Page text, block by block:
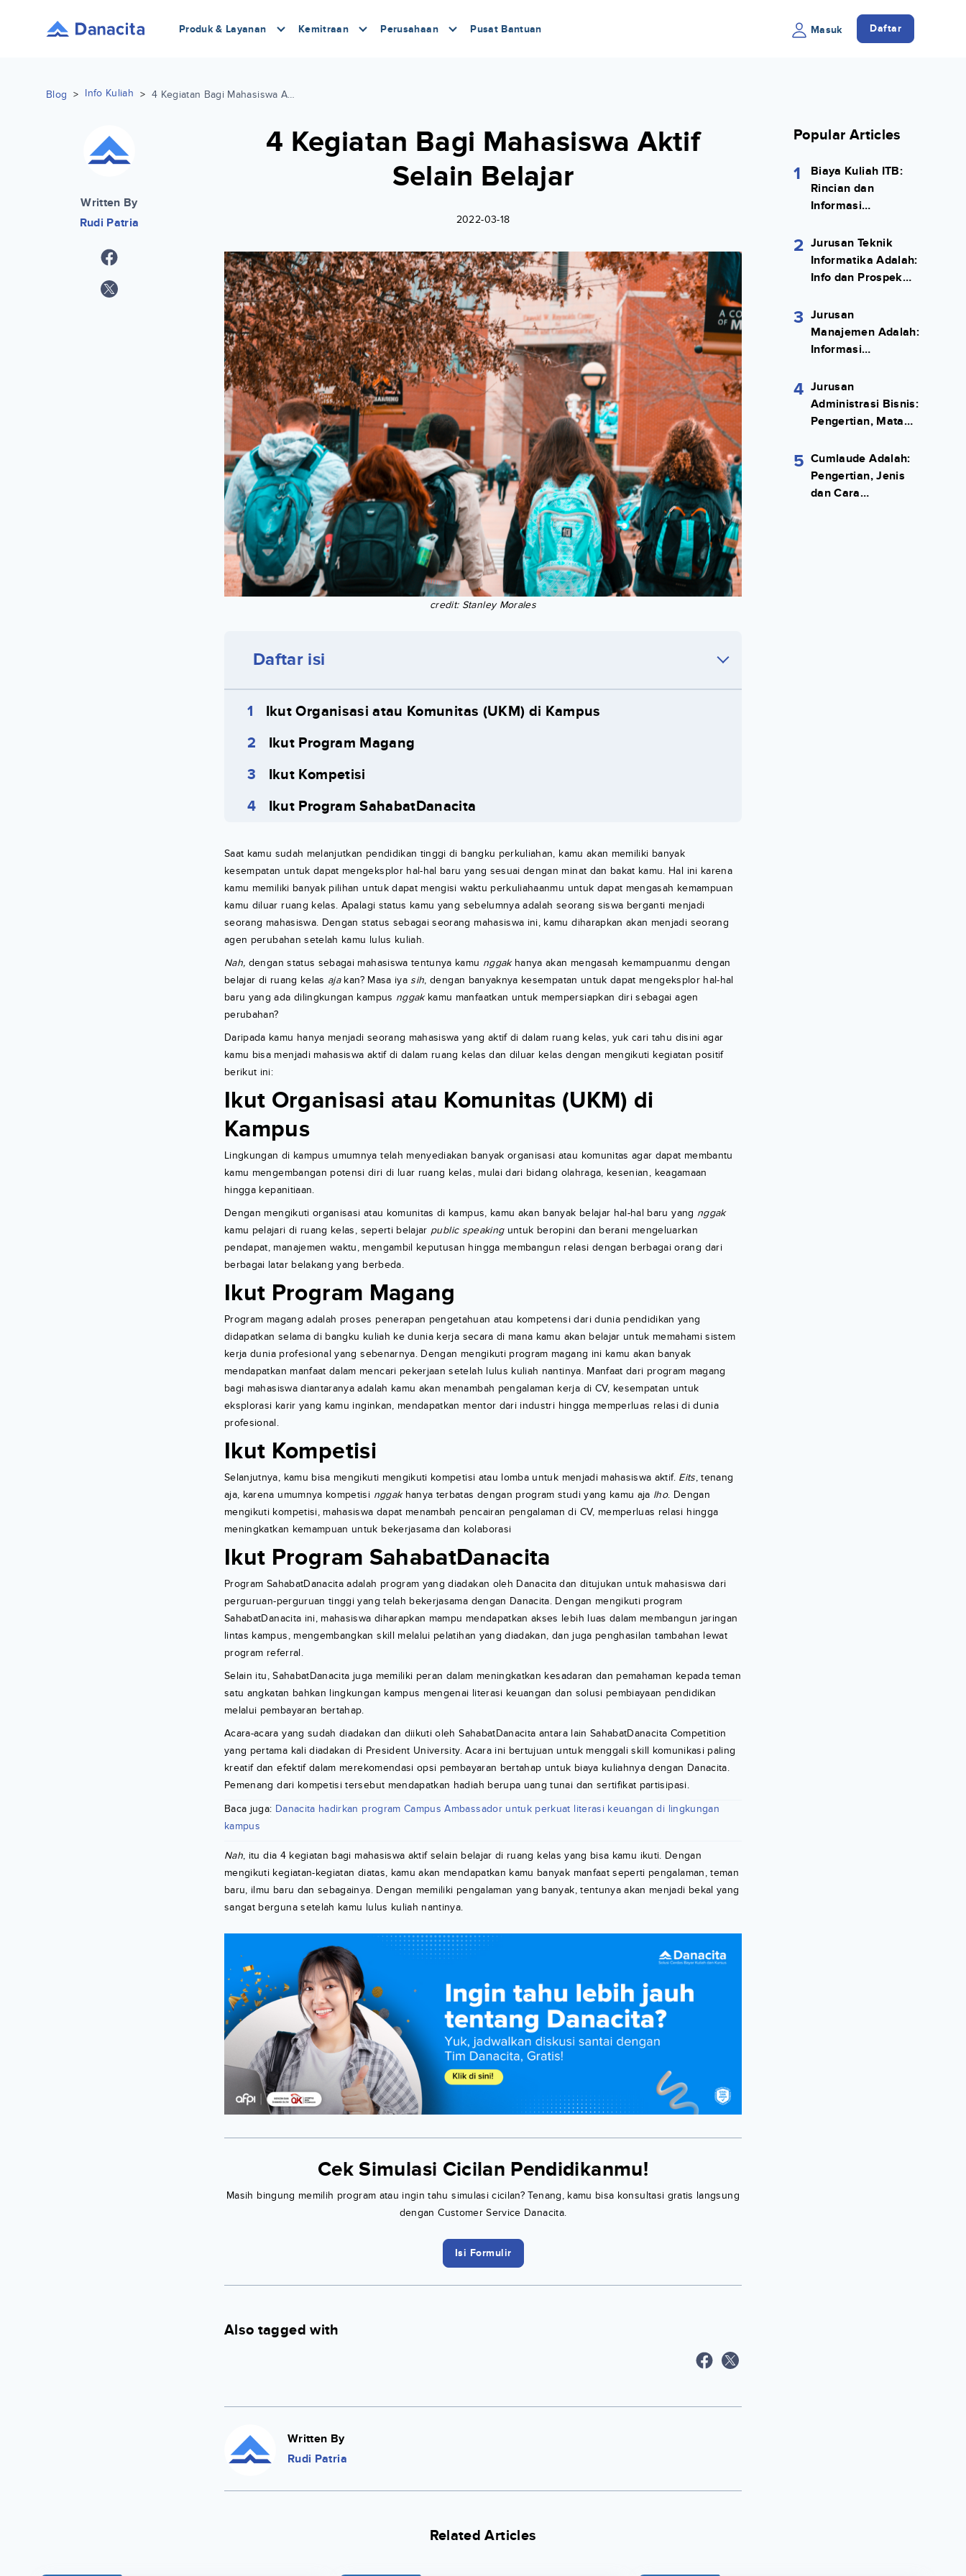
Produk & Layanan Kemitraan Perusahaan Pusat Bantuan Masuk Daftar
Blog > Info Kuliah > 4 Kegiatan Bagi Mahasiswa Aktif Selain Belajar
Written By
Rudi Patria
4 Kegiatan Bagi Mahasiswa Aktif
Selain Belajar
2022-03-18
credit: Stanley Morales
Daftar isi
Ikut Organisasi atau Komunitas (UKM) di Kampus
Ikut Program Magang
Ikut Kompetisi
Ikut Program SahabatDanacita
Saat kamu sudah melanjutkan pendidikan tinggi di bangku perkuliahan, kamu akan memiliki banyak
kesempatan untuk dapat mengeksplor hal-hal baru yang sesuai dengan minat dan bakat kamu. Hal ini karena
kamu memiliki banyak pilihan untuk dapat mengisi waktu perkuliahaanmu untuk dapat mengasah kemampuan
kamu diluar ruang kelas. Apalagi status kamu yang sebelumnya adalah seorang siswa berganti menjadi
seorang mahasiswa. Dengan status sebagai seorang mahasiswa ini, kamu diharapkan akan menjadi seorang
agen perubahan setelah kamu lulus kuliah.
Nah, dengan status sebagai mahasiswa tentunya kamu nggakhanya akan mengasah kemampuanmu dengan
belajar di ruang kelas ajakan? Masa iya sih, dengan banyaknya kesempatan untuk dapat mengeksplor hal-hal
baru yang ada dilingkungan kampus nggakkamu manfaatkan untuk mempersiapkan diri sebagai agen
perubahan?
Daripada kamu hanya menjadi seorang mahasiswa yang aktif di dalam ruang kelas, yuk cari tahu disini agar
kamu bisa menjadi mahasiswa aktif di dalam ruang kelas dan diluar kelas dengan mengikuti kegiatan positif
berikut ini:
Ikut Organisasi atau Komunitas (UKM) di
Kampus
Lingkungan di kampus umumnya telah menyediakan banyak organisasi atau komunitas agar dapat membantu
kamu mengembangan potensi diri di luar ruang kelas, mulai dari bidang olahraga, kesenian, keagamaan
hingga kepanitiaan.
Dengan mengikuti organisasi atau komunitas di kampus, kamu akan banyak belajar hal-hal baru yang nggak
kamu pelajari di ruang kelas, seperti belajar public speakinguntuk beropini dan berani mengeluarkan
pendapat, manajemen waktu, mengambil keputusan hingga membangun relasi dengan berbagai orang dari
berbagai latar belakang yang berbeda.
Ikut Program Magang
Program magang adalah proses penerapan pengetahuan atau kompetensi dari dunia pendidikan yang
didapatkan selama di bangku kuliah ke dunia kerja secara di mana kamu akan belajar untuk memahami sistem
kerja dunia profesional yang sebenarnya. Dengan mengikuti program magang ini kamu akan banyak
mendapatkan manfaat dalam mencari pekerjaan setelah lulus kuliah nantinya. Manfaat dari program magang
bagi mahasiswa diantaranya adalah kamu akan menambah pengalaman kerja di CV, kesempatan untuk
eksplorasi karir yang kamu inginkan, mendapatkan mentor dari industri hingga memperluas relasi di dunia
profesional.
Ikut Kompetisi
Selanjutnya, kamu bisa mengikuti mengikuti kompetisi atau lomba untuk menjadi mahasiswa aktif. Eits, tenang
aja, karena umumnya kompetisi nggakhanya terbatas dengan program studi yang kamu aja lho. Dengan
mengikuti kompetisi, mahasiswa dapat menambah pencairan pengalaman di CV, memperluas relasi hingga
meningkatkan kemampuan untuk bekerjasama dan kolaborasi
Ikut Program SahabatDanacita
Program SahabatDanacita adalah program yang diadakan oleh Danacita dan ditujukan untuk mahasiswa dari
perguruan-perguruan tinggi yang telah bekerjasama dengan Danacita. Dengan mengikuti program
SahabatDanacita ini, mahasiswa diharapkan mampu mendapatkan akses lebih luas dalam membangun jaringan
lintas kampus, mengembangkan skill melalui pelatihan yang diadakan, dan juga penghasilan tambahan lewat
program referral.
Selain itu, SahabatDanacita juga memiliki peran dalam meningkatkan kesadaran dan pemahaman kepada teman
satu angkatan bahkan lingkungan kampus mengenai literasi keuangan dan solusi pembiayaan pendidikan
melalui pembayaran bertahap.
Acara-acara yang sudah diadakan dan diikuti oleh SahabatDanacita antara lain SahabatDanacita Competition
yang pertama kali diadakan di President University. Acara ini bertujuan untuk menggali skill komunikasi paling
kreatif dan efektif dalam merekomendasi opsi pembayaran bertahap untuk biaya kuliahnya dengan Danacita.
Pemenang dari kompetisi tersebut mendapatkan hadiah berupa uang tunai dan sertifikat partisipasi.
Baca juga: Danacita hadirkan program Campus Ambassador untuk perkuat literasi keuangan di lingkungan
kampus
Nah, itu dia 4 kegiatan bagi mahasiswa aktif selain belajar di ruang kelas yang bisa kamu ikuti. Dengan
mengikuti kegiatan-kegiatan diatas, kamu akan mendapatkan kamu banyak manfaat seperti pengalaman, teman
baru, ilmu baru dan sebagainya. Dengan memiliki pengalaman yang banyak, tentunya akan menjadi bekal yang
sangat berguna setelah kamu lulus kuliah nantinya.
Cek Simulasi Cicilan Pendidikanmu!
Masih bingung memilih program atau ingin tahu simulasi cicilan? Tenang, kamu bisa konsultasi gratis langsung
dengan Customer Service Danacita.
Isi Formulir
Also tagged with
Written By
Rudi Patria
Popular Articles
1
Biaya Kuliah ITB:
Rincian dan
Informasi
2 Jurusan Teknik
Informatika Adalah:
Info dan Prospek
3 Jurusan
Manajemen Adalah:
Informasi
4 Jurusan
Administrasi Bisnis:
Pengertian, Mata
Kerja Lengkap
5 Cumlaude Adalah:
Pengertian, Jenis
dan Cara
Related Articles